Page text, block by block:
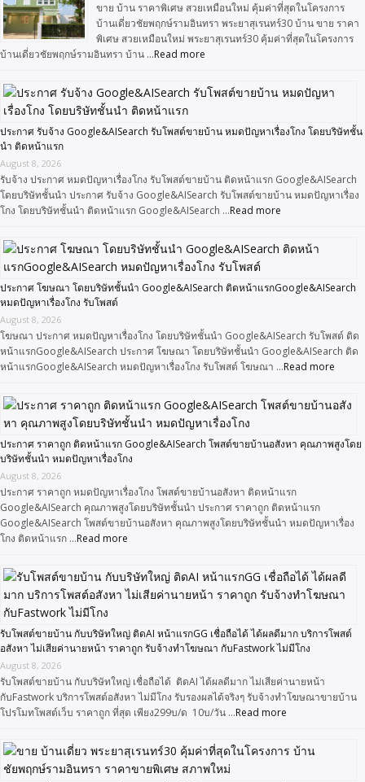
ขาย บ้าน ราคาพิเศษ สวยเหมือนใหม่ คุ้มค่าที่สุดในโครงการ
บ้านเดี่ยวชัยพฤกษ์รามอินทรา พระยาสุเรนทร์30 บ้าน ขาย ราคา
พิเศษ สวยเหมือนใหม่ พระยาสุเรนทร์30 คุ้มค่าที่สุดในโครงการ
บ้านเดี่ยวชัยพฤกษ์รามอินทรา บ้าน …Read more
ประกาศ รับจ้าง Google&AISearch รับโพสต์ขายบ้าน หมดปัญหาเรื่องโกง โดยบริษัทชั้น
นำ ติดหน้าแรก
August 8, 2026
รับจ้าง ประกาศ หมดปัญหาเรื่องโกง รับโพสต์ขายบ้าน ติดหน้าแรก Google&AISearch
โดยบริษัทชั้นนำ ประกาศ รับจ้าง Google&AISearch รับโพสต์ขายบ้าน หมดปัญหาเรื่อง
โกง โดยบริษัทชั้นนำ ติดหน้าแรก Google&AISearch …Read more
ประกาศ โฆษณา โดยบริษัทชั้นนำ Google&AISearch ติดหน้าแรกGoogle&AISearch
หมดปัญหาเรื่องโกง รับโพสต์
August 8, 2026
โฆษณา ประกาศ หมดปัญหาเรื่องโกง โดยบริษัทชั้นนำ Google&AISearch รับโพสต์ ติด
หน้าแรกGoogle&AISearch ประกาศ โฆษณา โดยบริษัทชั้นนำ Google&AISearch ติด
หน้าแรกGoogle&AISearch หมดปัญหาเรื่องโกง รับโพสต์ โฆษณา …Read more
ประกาศ ราคาถูก ติดหน้าแรก Google&AISearch โพสต์ขายบ้านอสังหา คุณภาพสูงโดย
บริษัทชั้นนำ หมดปัญหาเรื่องโกง
August 8, 2026
ประกาศ ราคาถูก หมดปัญหาเรื่องโกง โพสต์ขายบ้านอสังหา ติดหน้าแรก
Google&AISearch คุณภาพสูงโดยบริษัทชั้นนำ ประกาศ ราคาถูก ติดหน้าแรก
Google&AISearch โพสต์ขายบ้านอสังหา คุณภาพสูงโดยบริษัทชั้นนำ หมดปัญหาเรื่อง
โกง ติดหน้าแรก …Read more
รับโพสต์ขายบ้าน กับบริษัทใหญ่ ติดAI หน้าแรกGG เชื่อถือได้ ได้ผลดีมาก บริการโพสต์
อสังหา ไม่เสียค่านายหน้า ราคาถูก รับจ้างทำโฆษณา กับFastwork ไม่มีโกง
August 8, 2026
รับโพสต์ขายบ้าน กับบริษัทใหญ่ เชื่อถือได้ ติดAI ได้ผลดีมาก ไม่เสียค่านายหน้า
กับFastwork บริการโพสต์อสังหา ไม่มีโกง รับรองผลได้จริงๆ รับจ้างทำโฆษณาขายบ้าน
โปรโมทโพสต์เว็บ ราคาถูก ที่สุด เพียง299บ/ด 10บ/วัน …Read more